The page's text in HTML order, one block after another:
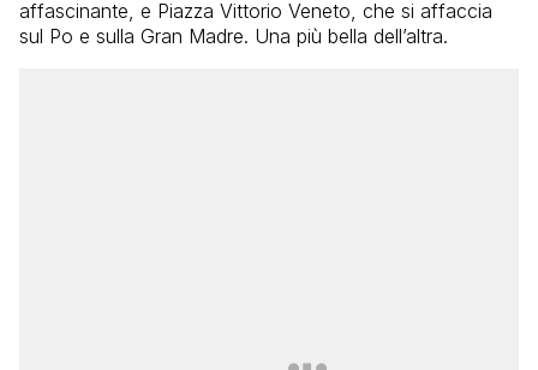
affascinante, e Piazza Vittorio Veneto, che si affaccia
sul Po e sulla Gran Madre. Una più bella dell’altra.